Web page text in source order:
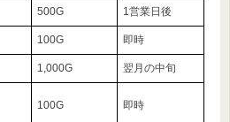
500G 1営業日後
100G 即時
1,000G 翌月の中旬
100G 即時